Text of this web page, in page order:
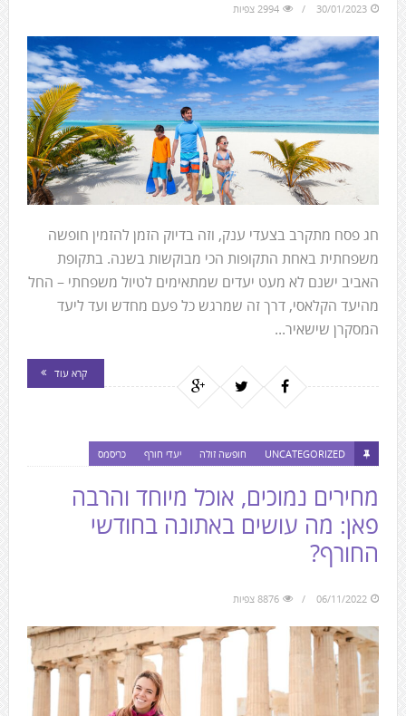
30/01/2023 2994 צפיות
חג פסח מתקרב בצעדי ענק, וזה בדיוק הזמן להזמין חופשה
משפחתית באחת התקופות הכי מבוקשות בשנה. בתקופת
האביב ישנם לא מעט יעדים שמתאימים לטיול משפחתי – החל
מהיעד הקלאסי, דרך זה שמרגש כל פעם מחדש ועד ליעד
המסקרן שישאיר...
קרא עוד
UNCATEGORIZED חופשה זולה יעדי חורף כריסמס
מחירים נמוכים, אוכל מיוחד והרבה
פאן: מה עושים באתונה בחודשי
החורף?
06/11/2022 8876 צפיות